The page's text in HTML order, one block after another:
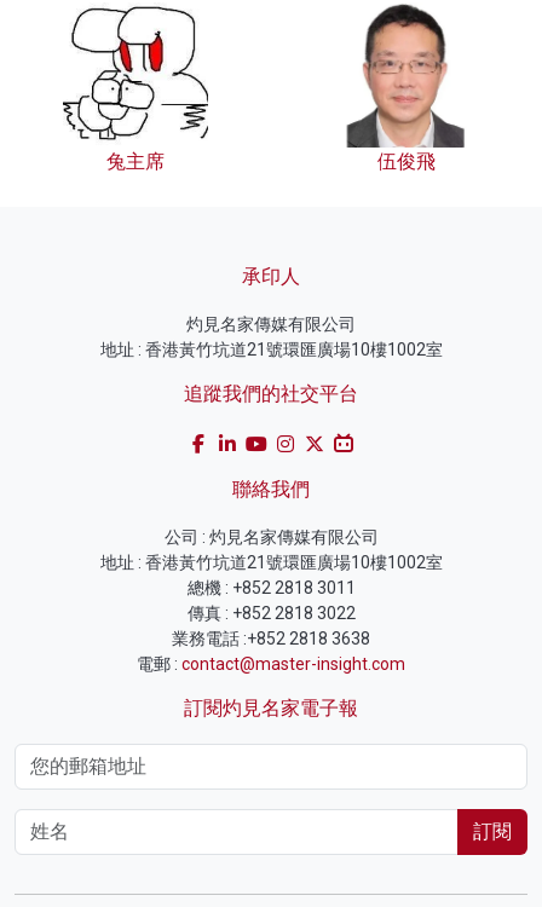
兔主席 伍俊飛
承印人
灼見名家傳媒有限公司
地址 : 香港黃竹坑道21號環匯廣場10樓1002室
追蹤我們的社交平台
聯絡我們
公司 : 灼見名家傳媒有限公司
地址 : 香港黃竹坑道21號環匯廣場10樓1002室
總機 : +852 2818 3011
傳真 : +852 2818 3022
業務電話 :+852 2818 3638
電郵 : contact@master-insight.com
訂閱灼見名家電子報
訂閱